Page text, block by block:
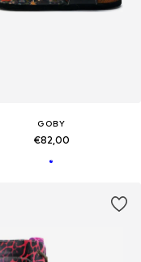
GOBY
€82,00